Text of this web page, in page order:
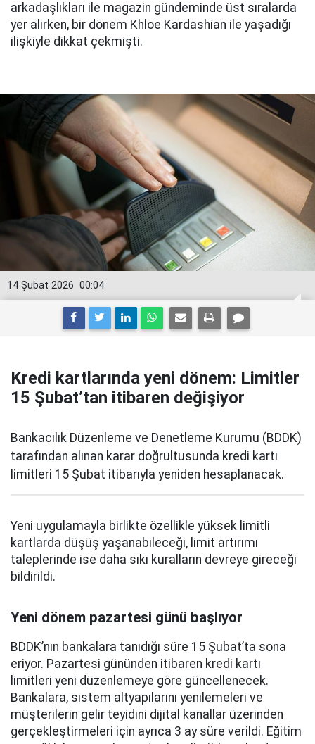
arkadaşlıkları ile magazin gündeminde üst sıralarda
yer alırken, bir dönem Khloe Kardashian ile yaşadığı
ilişkiyle dikkat çekmişti.
00:04
14 Şubat 2026
Kredi kartlarında yeni dönem: Limitler
15 Şubat’tan itibaren değişiyor
Bankacılık Düzenleme ve Denetleme Kurumu (BDDK)
tarafından alınan karar doğrultusunda kredi kartı
limitleri 15 Şubat itibarıyla yeniden hesaplanacak.
Yeni uygulamayla birlikte özellikle yüksek limitli
kartlarda düşüş yaşanabileceği, limit artırımı
taleplerinde ise daha sıkı kuralların devreye gireceği
bildirildi.
Yeni dönem pazartesi günü başlıyor
BDDK’nın bankalara tanıdığı süre 15 Şubat’ta sona
eriyor. Pazartesi gününden itibaren kredi kartı
limitleri yeni düzenlemeye göre güncellenecek.
Bankalara, sistem altyapılarını yenilemeleri ve
müşterilerin gelir teyidini dijital kanallar üzerinden
gerçekleştirmeleri için ayrıca 3 ay süre verildi. Eğitim